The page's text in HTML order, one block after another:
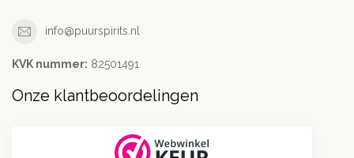
info@puurspirits.nl
KVK nummer: 82501491
Onze klantbeoordelingen